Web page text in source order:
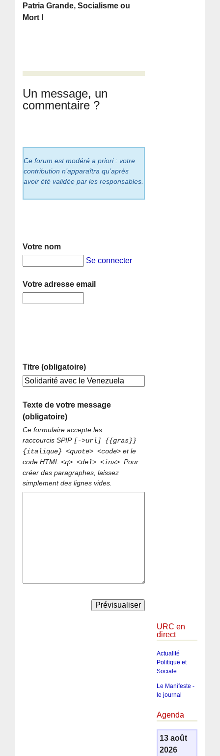
Patria Grande, Socialisme ou
Mort !
Un message, un
commentaire ?
Ce forum est modéré a priori : votre
contribution n’apparaîtra qu’après
avoir été validée par les responsables.
Votre nom
Se connecter
Votre adresse email
Titre (obligatoire)
Texte de votre message
(obligatoire)
Ce formulaire accepte les
raccourcis SPIP [->url] {{gras}}
{italique} <quote> <code> et le
code HTML<q> <del> <ins> . Pour
créer des paragraphes, laissez
simplement des lignes vides.
URC en
direct
Actualité
Politique et
Sociale
Le Manifeste -
le journal
Agenda
13 août
2026